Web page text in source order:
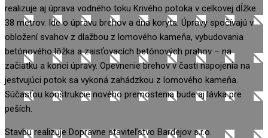
realizuje aj úprava vodného toku Krivého potoka v celkovej dĺžke
38 metrov. Ide o úpravu brehov a dna koryta. Úpravy spočívajú v
obložení svahov z dlažbou z lomového kameňa, vybudovania
betónového lôžka a zaisťovacích betónových prahov – na
začiatku a konci úpravy. Opevnenie brehov v časti napojenia na
jestvujúci potok sa vykoná zahádzkou z lomového kameňa.
Súčasťou konštrukcie nového premostenia bude aj lávka pre
peších.
Stavbu realizuje Dopravne staviteľstvo Bardejov s.r.o.